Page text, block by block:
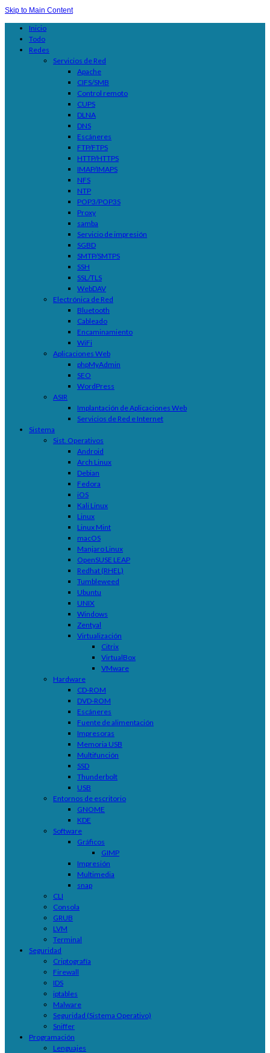
Skip to Main Content
Inicio
Todo
Redes
Servicios de Red
Apache
CIFS/SMB
Control remoto
CUPS
DLNA
DNS
Escáneres
FTP/FTPS
HTTP/HTTPS
IMAP/IMAPS
NFS
NTP
POP3/POP3S
Proxy
samba
Servicio de impresión
SGBD
SMTP/SMTPS
SSH
SSL/TLS
WebDAV
Electrónica de Red
Bluetooth
Cableado
Encaminamiento
WiFi
Aplicaciones Web
phpMyAdmin
SEO
WordPress
ASIR
Implantación de Aplicaciones Web
Servicios de Red e Internet
Sistema
Sist. Operativos
Android
Arch Linux
Debian
Fedora
iOS
Kali Linux
Linux
Linux Mint
macOS
Manjaro Linux
OpenSUSE LEAP
Redhat (RHEL)
Tumbleweed
Ubuntu
UNIX
Windows
Zentyal
Virtualización
Citrix
VirtualBox
VMware
Hardware
CD-ROM
DVD-ROM
Escáneres
Fuente de alimentación
Impresoras
Memoria USB
Multifunción
SSD
Thunderbolt
USB
Entornos de escritorio
GNOME
KDE
Software
Gráficos
GIMP
Impresión
Multimedia
snap
CLI
Consola
GRUB
LVM
Terminal
Seguridad
Criptografía
Firewall
IDS
iptables
Malware
Seguridad (Sistema Operativo)
Sniffer
Programación
Lenguajes